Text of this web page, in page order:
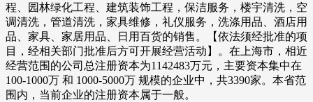
程、园林绿化工程、建筑装饰工程，保洁服务，楼宇清洗，空
调清洗，管道清洗，家具维修，礼仪服务，洗涤用品、酒店用
品、家具、家居用品、日用百货的销售。【依法须经批准的项
目，经相关部门批准后方可开展经营活动】。在上海市，相近
经营范围的公司总注册资本为1142483万元，主要资本集中在
100-1000万 和 1000-5000万 规模的企业中，共3390家。本省范
围内，当前企业的注册资本属于一般。